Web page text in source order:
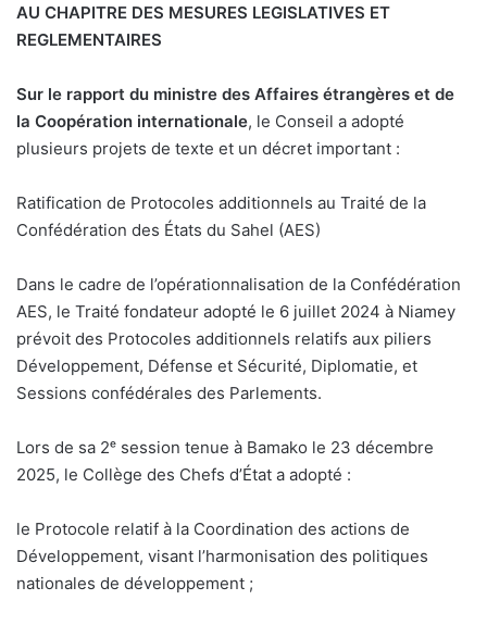
AU CHAPITRE DES MESURES LEGISLATIVES ET
REGLEMENTAIRES
Sur le rapport du ministre des Affaires étrangères et de
la Coopération internationale, le Conseil a adopté
plusieurs projets de texte et un décret important :
Ratification de Protocoles additionnels au Traité de la
Confédération des États du Sahel (AES)
Dans le cadre de l’opérationnalisation de la Confédération
AES, le Traité fondateur adopté le 6 juillet 2024 à Niamey
prévoit des Protocoles additionnels relatifs aux piliers
Développement, Défense et Sécurité, Diplomatie, et
Sessions confédérales des Parlements.
Lors de sa 2ᵉ session tenue à Bamako le 23 décembre
2025, le Collège des Chefs d’État a adopté :
le Protocole relatif à la Coordination des actions de
Développement, visant l’harmonisation des politiques
nationales de développement ;